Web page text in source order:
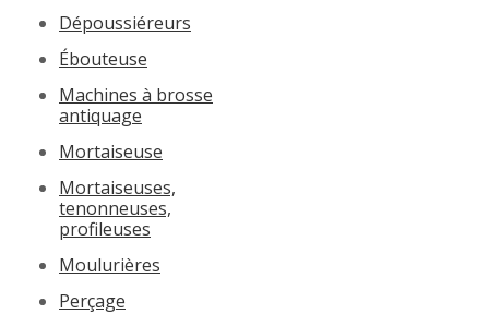
Dépoussiéreurs
Ébouteuse
Machines à brosse
antiquage
Mortaiseuse
Mortaiseuses,
tenonneuses,
profileuses
Moulurières
Perçage